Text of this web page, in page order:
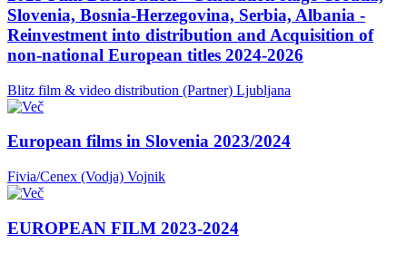
Slovenia, Bosnia-Herzegovina, Serbia, Albania -
Reinvestment into distribution and Acquisition of
non-national European titles 2024-2026
Blitz film & video distribution (Partner) Ljubljana
European films in Slovenia 2023/2024
Fivia/Cenex (Vodja) Vojnik
EUROPEAN FILM 2023-2024